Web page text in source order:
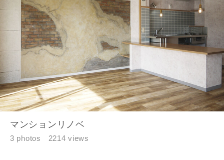
マンションリノベ
3 photos 2214 views
メールアドレス